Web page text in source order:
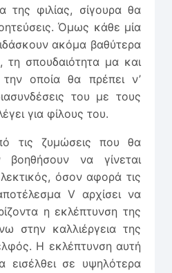
της φιλίας, σίγουρα θα
Όμως κάθε μία
ακόμα βαθύτερα
τη σπουδαιότητα μα και
οποία θα πρέπει ν’
του με τους
για φίλους του.
τις ζυμώσεις που θα
να γίνεται
όσον αφορά τις
V αρχίσει να
η εκλέπτυνση της
στην καλλιέργεια της
Η εκλέπτυνση αυτή
εισέλθει σε υψηλότερα